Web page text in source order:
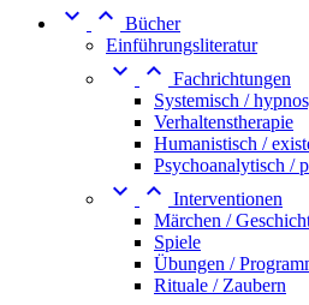
  Bücher
Einführungsliteratur
  Fachrichtungen
Systemisch /
Verhaltenstherapie
Humanistisch /
Psychoanalytisch /
  Interventionen
Märchen /
Spiele
Übungen /
Rituale / Zaubern